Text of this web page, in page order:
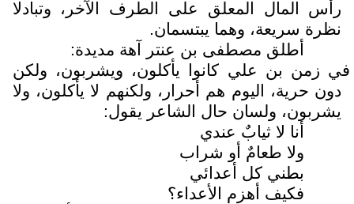
رأس المال المعلق على الطرف الآخر، وتبادلا
نظرة سريعة، وهما يبتسمان.
أطلق مصطفى بن عنتر آهة مديدة:
في زمن بن علي كانوا يأكلون، ويشربون، ولكن
دون حرية، اليوم هم أحرار، ولكنهم لا يأكلون، ولا
يشربون، ولسان حال الشاعر يقول:
أنا لا ثيابٌ عندي
ولا طعامٌ أو شراب
بطني كل أعدائي
فكيف أهزم الأعداء؟